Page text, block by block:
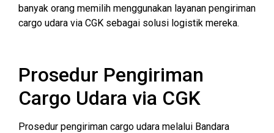
banyak orang memilih menggunakan layanan pengiriman
cargo udara via CGK sebagai solusi logistik mereka.
Prosedur Pengiriman
Cargo Udara via CGK
Prosedur pengiriman cargo udara melalui Bandara